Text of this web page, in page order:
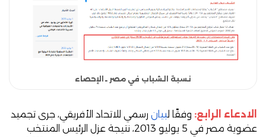
نسبة الشباب في مصر ـ الإحصاء
الادعاء الرابع: وفقًا لبيان رسمي للاتحاد الأفريقي، جرى تجميد
عضوية مصر في 5 يوليو 2013، نتيجة عزل الرئيس المنتخب